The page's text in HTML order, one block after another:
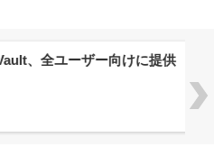
、全ユーザー向けに提供